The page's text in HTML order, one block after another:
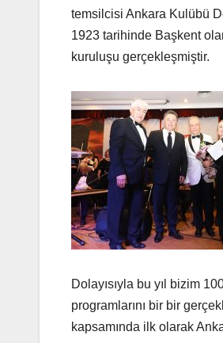
temsilcisi Ankara Kulübü
1923 tarihinde Başkent
kuruluşu gerçekleşmiştir.
Dolayısıyla bu yıl bizim
programlarını bir bir
kapsamında ilk olarak